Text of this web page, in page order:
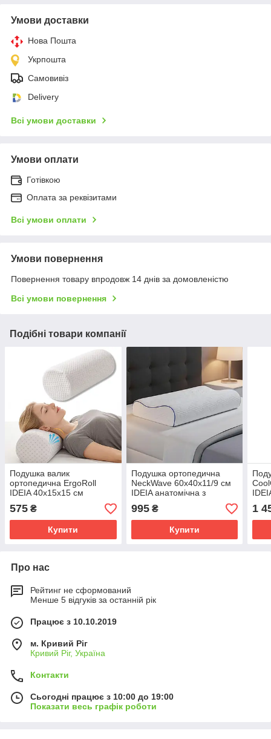
Умови доставки
Нова Пошта
Укрпошта
Самовивіз
Delivery
Всі умови доставки
Умови оплати
Готівкою
Оплата за реквізитами
Всі умови оплати
Умови повернення
Повернення товару впродовж 14 днів за домовленістю
Всі умови повернення
Подібні товари компанії
Подушка валик
ортопедична ErgoRoll
IDEIA 40х15х15 см
анатомічна з ефектом
пам'яті для підтримки шиї
575 ₴
Купити
Подушка ортопедична
NeckWave 60х40х11/9 см
IDEIA анатомічна з
ефектом пам'яті для сну
на боці, спині
995₴
Купити
на
1
Про нас
Рейтинг не сформований
Менше 5 відгуків за останній рік
Працює з 10.10.2019
м. Кривий Ріг
Кривий Ріг, Україна
Контакти
Сьогодні працює з 10:00 до 19:00
Показати весь графік роботи